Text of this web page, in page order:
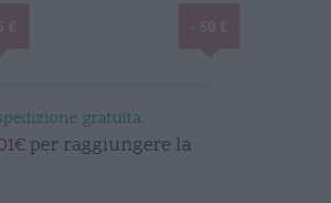
gratuita.
per raggiungere la